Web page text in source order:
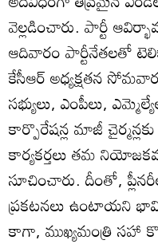
వెల్లడించారు. పార్టీ
ఆదివారం పార్టీనేతలతో
కేసీఆర్‌ అధ్యక్షతన
సభ్యులు, ఎంపీలు,
కార్పొరేషన్ల మాజీ
కార్యకర్తలు తమ
సూచించారు. దీంతో,
ప్రకటనలు ఉంటాయని
కాగా, ముఖ్యమంత్రి సహా